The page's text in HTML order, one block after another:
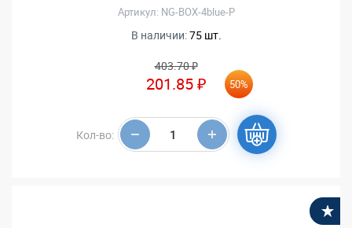
Артикул: NG-BOX-4blue-P
В наличии:75 шт.
403.70 ₽
201.85 ₽ 50%
Кол-во: